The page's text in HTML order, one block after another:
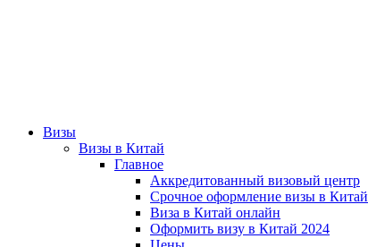
Визы
Визы в Китай
Главное
Аккредитованный визовый центр
Срочное оформление визы в Китай
Виза в Китай онлайн
Оформить визу в Китай 2024